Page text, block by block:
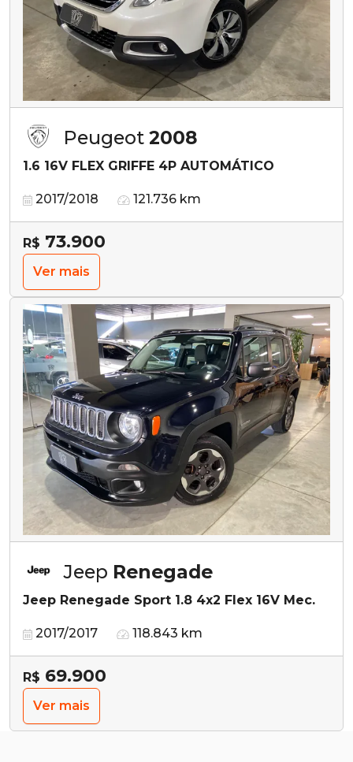
Peugeot 2008
1.6 16V FLEX GRIFFE 4P AUTOMÁTICO
2017/2018 121.736 km
R$ 73.900
Ver mais
Jeep Renegade
Jeep Renegade Sport 1.8 4x2 Flex 16V Mec.
2017/2017 118.843 km
R$ 69.900
Ver mais